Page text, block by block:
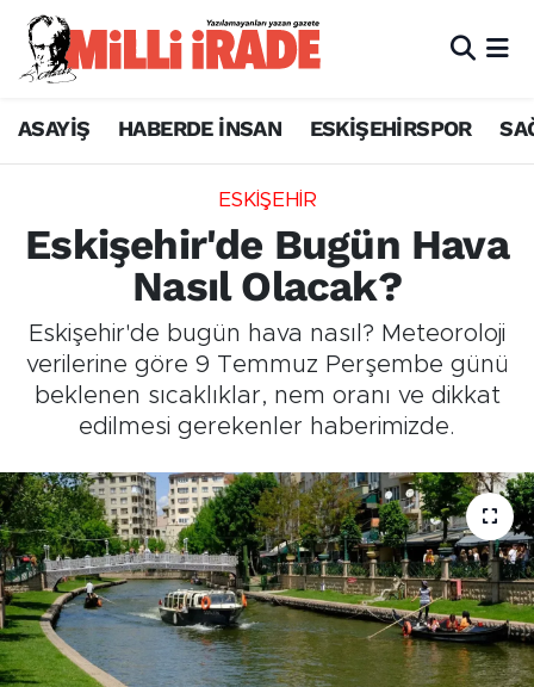
ASAYİŞ HABERDE İNSAN ESKİŞEHİRSPOR
ESKİŞEHİR
Eskişehir'de Bugün Hava
Nasıl Olacak?
Eskişehir'de bugün hava nasıl? Meteoroloji
verilerine göre 9 Temmuz Perşembe günü
beklenen sıcaklıklar, nem oranı ve dikkat
edilmesi gerekenler haberimizde.